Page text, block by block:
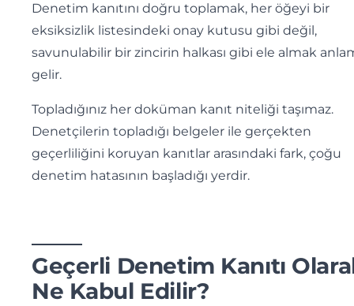
Denetim kanıtını doğru toplamak, her öğeyi bir
eksiksizlik listesindeki onay kutusu gibi değil,
savunulabilir bir zincirin halkası gibi ele almak
gelir.
Topladığınız her doküman kanıt niteliği taşımaz.
Denetçilerin topladığı belgeler ile gerçekten
geçerliliğini koruyan kanıtlar arasındaki fark, çoğu
denetim hatasının başladığı yerdir.
Geçerli Denetim Kanıtı
Ne Kabul Edilir?